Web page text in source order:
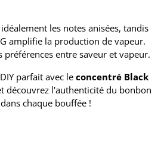
les notes anisées, tandis
amplifie la production de vapeur.
préférences entre saveur et vapeur.
parfait avec le concentré Black
découvrez l'authenticité du bonbon
chaque bouffée !